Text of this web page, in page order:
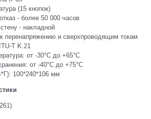
(15 кнопок)
- более 50 000 часов
- накладной
перенапряжению и сверхпроводящим токам
T K.21
от -30°C до +65°C
от -40°C до +75°C
100*240*106 мм